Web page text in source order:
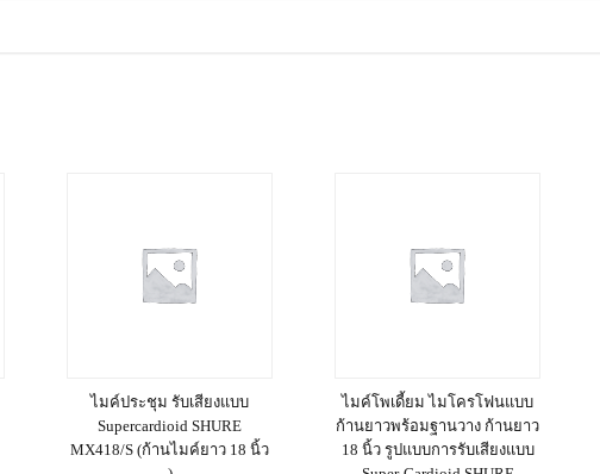
ไมค์ประชุม รับเสียงแบบ
Supercardioid SHURE
MX418/S (ก้านไมค์ยาว 18 นิ้ว
ไมค์โพเดี้ยม ไมโครโฟนแบบ
ก้านยาวพร้อมฐานวาง ก้านยาว
18 นิ้ว รูปแบบการรับเสียงแบบ